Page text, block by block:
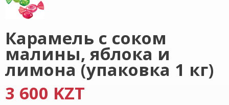
Карамель с соком
малины, яблока и
лимона (упаковка 1 кг)
3 600 KZT